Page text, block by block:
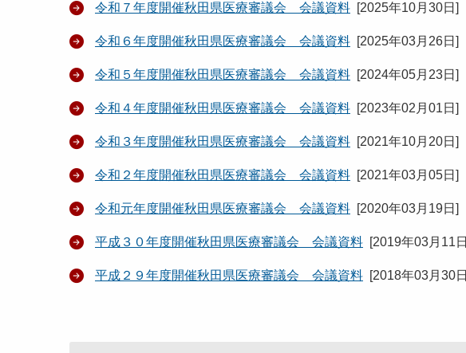
令和７年度開催秋田県医療審議会 会議資料 [2025年10月30日 ]
令和６年度開催秋田県医療審議会 会議資料 [2025年03月26日 ]
令和５年度開催秋田県医療審議会 会議資料 [2024年05月23日 ]
令和４年度開催秋田県医療審議会 会議資料 [2023年02月01日 ]
令和３年度開催秋田県医療審議会 会議資料 [2021年10月20日 ]
令和２年度開催秋田県医療審議会 会議資料 [2021年03月05日 ]
令和元年度開催秋田県医療審議会 会議資料 [2020年03月19日 ]
平成３０年度開催秋田県医療審議会 会議資料 [2019年03月11日
平成２９年度開催秋田県医療審議会 会議資料 [2018年03月30日